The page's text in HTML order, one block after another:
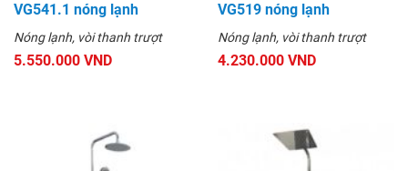
VG541.1 nóng lạnh
Nóng lạnh, vòi thanh trượt
5.550.000 VND
VG519 nóng lạnh
Nóng lạnh, vòi thanh trượt
4.230.000 VND